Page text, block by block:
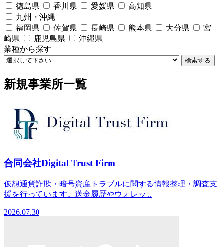
徳島県
香川県 愛媛県
高知県
九州・沖縄
福岡県
佐賀県 長崎県 熊本県 大分県
宮
崎県
鹿児島県
沖縄県
業種から探す
検索する
新規事業所一覧
合同会社Digital Trust Firm
仮想通貨詐欺・暗号資産トラブルに関する情報整理・調査支
援を行っています。送金履歴やウォレッ...
2026.07.30